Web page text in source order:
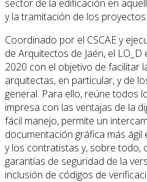
sector de la edificación en
y la tramitación de los
Coordinado por el CSCAE y
de Arquitectos de Jaén, el
2020 con el objetivo de facilitar
arquitectas, en particular, y de
general. Para ello, reúne todos
impresa con las ventajas de la
fácil manejo, permite un
documentación gráfica más
y los contratistas y, sobre todo,
garantías de seguridad de la
inclusión de códigos de